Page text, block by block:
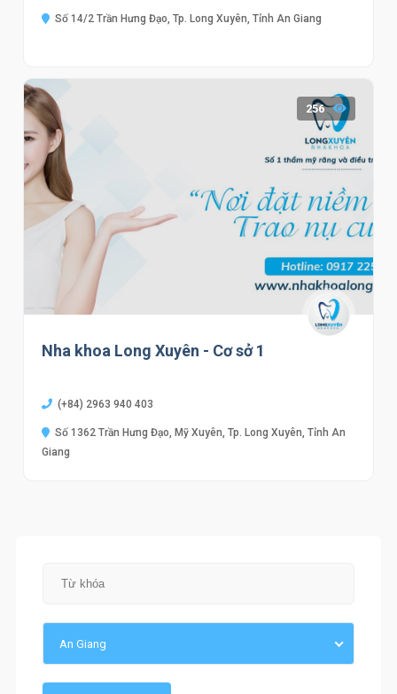
Số 14/2 Trần Hưng Đạo, Tp. Long Xuyên, Tỉnh An Giang
256
Nha khoa Long Xuyên - Cơ sở 1
(+84) 2963 940 403
Số 1362 Trần Hưng Đạo, Mỹ Xuyên, Tp. Long Xuyên, Tỉnh An
Giang
An Giang